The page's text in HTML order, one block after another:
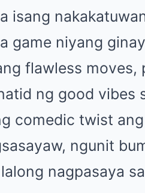
isang
game niyang
flawless moves,
ng good vibes
comedic twist
ngunit
nagpasaya